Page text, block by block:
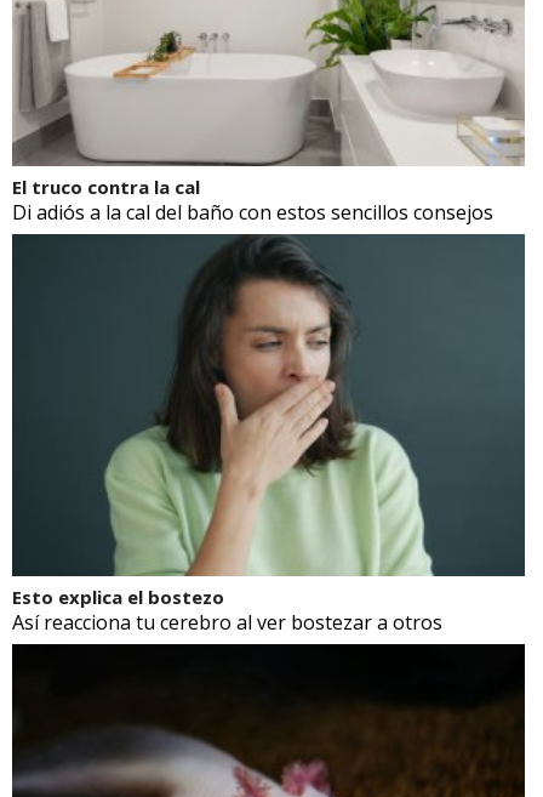
El truco contra la cal
Di adiós a la cal del baño con estos sencillos consejos
Esto explica el bostezo
Así reacciona tu cerebro al ver bostezar a otros